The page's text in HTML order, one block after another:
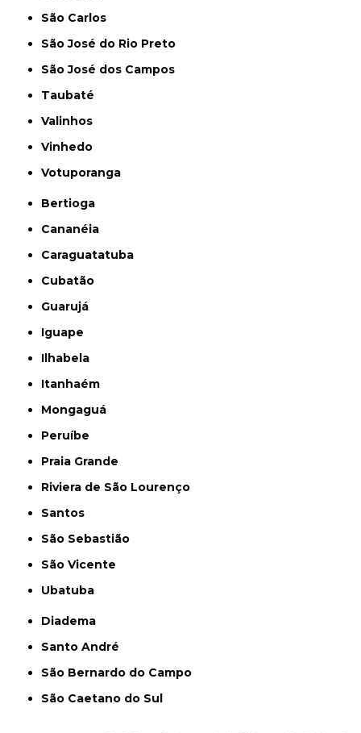
São Carlos
São José do Rio Preto
São José dos Campos
Taubaté
Valinhos
Vinhedo
Votuporanga
Bertioga
Cananéia
Caraguatatuba
Cubatão
Guarujá
Iguape
Ilhabela
Itanhaém
Mongaguá
Peruíbe
Praia Grande
Riviera de São Lourenço
Santos
São Sebastião
São Vicente
Ubatuba
Diadema
Santo André
São Bernardo do Campo
São Caetano do Sul